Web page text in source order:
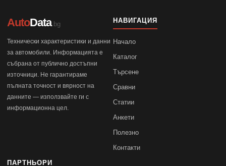
AutoData.bg
Технически характеристики и данни
за автомобили. Информацията е
събрана от публично достъпни
източници. Не гарантираме
пълната точност и вярност на
данните — използвайте ги с
информационна цел.
НАВИГАЦИЯ
Начало
Каталог
Търсене
Сравни
Статии
Анкети
Полезно
Контакти
ПАРТНЬОРИ